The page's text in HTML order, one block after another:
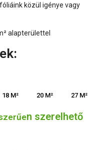
közül igénye vagy
alapterülettel
18 M² 20 M² 27 M²
n szerelhető